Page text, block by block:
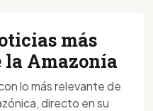
más
la Amazonía
lo más relevante de
directo en su